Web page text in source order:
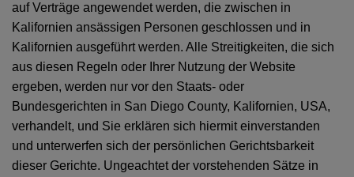
auf Verträge angewendet werden, die zwischen in
Kalifornien ansässigen Personen geschlossen und in
Kalifornien ausgeführt werden. Alle Streitigkeiten, die sich
aus diesen Regeln oder Ihrer Nutzung der Website
ergeben, werden nur vor den Staats- oder
Bundesgerichten in San Diego County, Kalifornien, USA,
verhandelt, und Sie erklären sich hiermit einverstanden
und unterwerfen sich der persönlichen Gerichtsbarkeit
dieser Gerichte. Ungeachtet der vorstehenden Sätze in